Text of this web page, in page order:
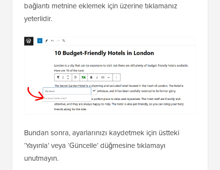
bağlantı metnine eklemek için üzerine tıklamanız
yeterlidir.
Bundan sonra, ayarlarınızı kaydetmek için üstteki
‘Yayınla’ veya ‘Güncelle’ düğmesine tıklamayı
unutmayın.